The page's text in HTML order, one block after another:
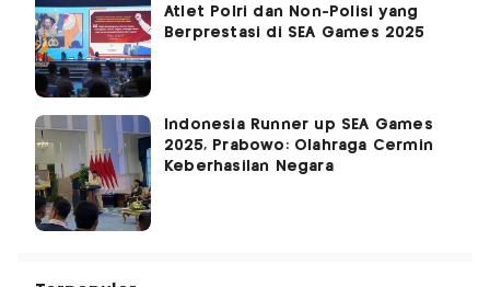
Atlet Polri dan Non-Polisi yang
Berprestasi di SEA Games 2025
Indonesia Runner up SEA Games
2025, Prabowo: Olahraga Cermin
Keberhasilan Negara